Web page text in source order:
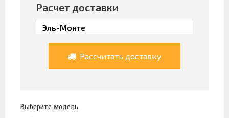
Расчет доставки
Рассчитать доставку
Выберите модель